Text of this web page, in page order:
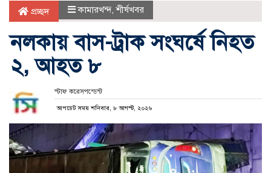
প্রচ্ছদ কামারখন্দ,শীর্ষখবর
নলকায় বাস-ট্রাক সংঘর্ষে নিহত
২, আহত ৮
স্টাফ করেসপন্ডেন্ট
আপডেট সময় শনিবার, ৮ আগস্ট, ২০২৬